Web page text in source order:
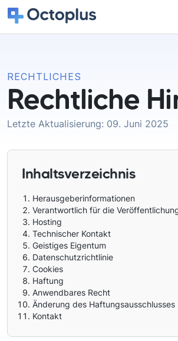
RECHTLICHES
Rechtliche
Letzte Aktualisierung: 09. Juni 2025
Inhaltsverzeichnis
Herausgeberinformationen
Verantwortlich für die
Hosting
Technischer Kontakt
Geistiges Eigentum
Datenschutzrichtlinie
Cookies
Haftung
Anwendbares Recht
Änderung des Haftungsausschlusses
Kontakt